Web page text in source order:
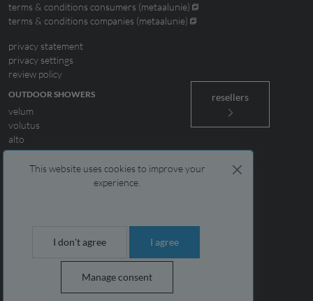
This website uses cookies to improve your
experience.
I don't agree I agree
Manage consent
terms & conditions consumers (metaalunie)
terms & conditions companies (metaalunie)
privacy statement
privacy settings
review policy
OUTDOOR SHOWERS
velum
volutus
alto
cumulus
calvus
delivery time & delivery
resellers